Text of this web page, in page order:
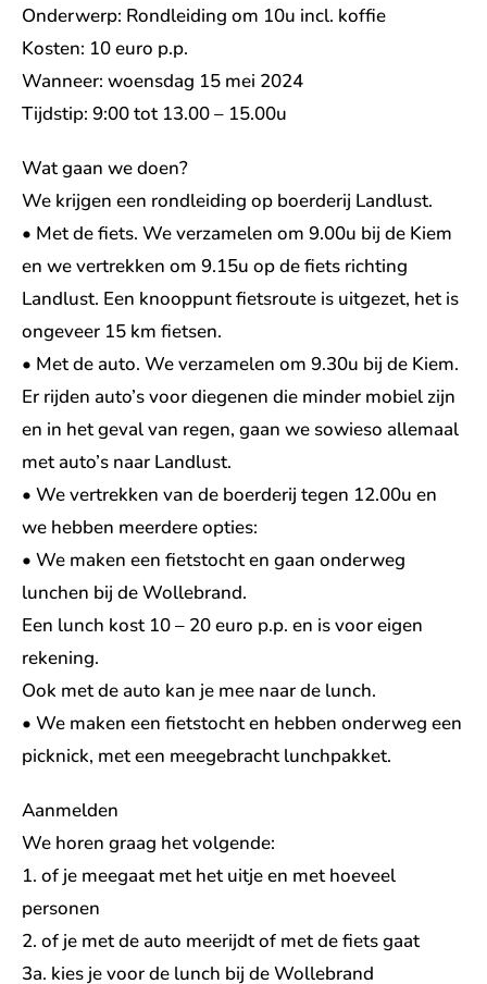
Onderwerp: Rondleiding om 10u incl. koffie
Kosten: 10 euro p.p.
Wanneer: woensdag 15 mei 2024
Tijdstip: 9:00 tot 13.00 – 15.00u
Wat gaan we doen?
We krijgen een rondleiding op boerderij Landlust.
• Met de fiets. We verzamelen om 9.00u bij de Kiem
en we vertrekken om 9.15u op de fiets richting
Landlust. Een knooppunt fietsroute is uitgezet, het is
ongeveer 15 km fietsen.
• Met de auto. We verzamelen om 9.30u bij de Kiem.
Er rijden auto’s voor diegenen die minder mobiel zijn
en in het geval van regen, gaan we sowieso allemaal
met auto’s naar Landlust.
• We vertrekken van de boerderij tegen 12.00u en
we hebben meerdere opties:
• We maken een fietstocht en gaan onderweg
lunchen bij de Wollebrand.
Een lunch kost 10 – 20 euro p.p. en is voor eigen
rekening.
Ook met de auto kan je mee naar de lunch.
• We maken een fietstocht en hebben onderweg een
picknick, met een meegebracht lunchpakket.
Aanmelden
We horen graag het volgende:
1. of je meegaat met het uitje en met hoeveel
personen
2. of je met de auto meerijdt of met de fiets gaat
3a. kies je voor de lunch bij de Wollebrand